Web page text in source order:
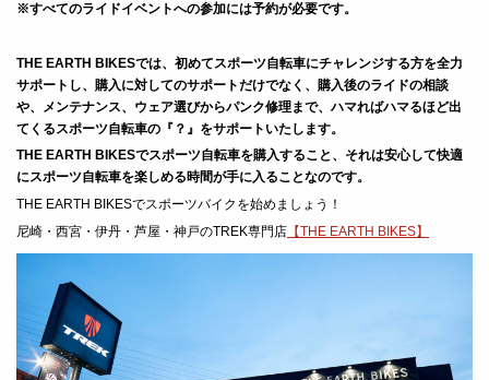
※すべてのライドイベントへの参加には予約が必要です。
THE EARTH BIKESでは、初めてスポーツ自転車にチャレンジする方を全力
サポートし、 購入に対してのサポートだけでなく、購入後のライドの相談
や、メンテナンス、ウェア選びからパンク修理まで、ハマればハマるほど出
てくるスポーツ自転車の『？』をサポートいたします。
THE EARTH BIKESでスポーツ自転車を購入すること、それは安心して快適
にスポーツ自転車を楽しめる時間が手に入ることなのです。
THE EARTH BIKESでスポーツバイクを始めましょう！
尼崎・西宮・伊丹・芦屋・神戸のTREK専門店 【THE EARTH BIKES】